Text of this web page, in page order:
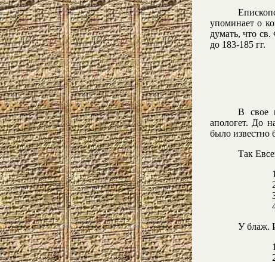
упоминает о
думать, что св.
до 183-185 гг.
В свое
апологет. До
было известно
Так
У блаж.